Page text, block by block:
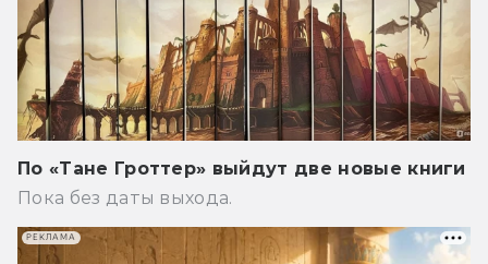
По «Тане Гроттер» выйдут две новые книги
Пока без даты выхода.
РЕКЛАМА